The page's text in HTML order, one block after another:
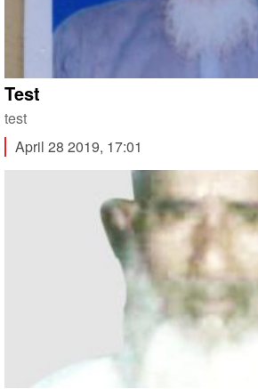
Test
test
April 28 2019, 17:01